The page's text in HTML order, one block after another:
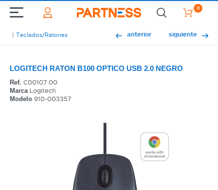
0
Teclados/Ratones anterior siguiente
LOGITECH RATON B100 OPTICO USB 2.0 NEGRO
Ref. C00107.00
MarcaLogitech
Modelo 910-003357